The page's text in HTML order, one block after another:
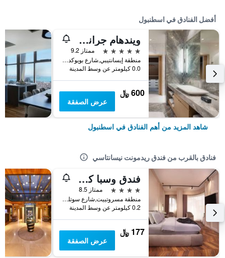
أفضل الفنادق في اسطنبول
ويندهام جراند إسطنبول ليفينت
5 نجوم
ممتاز 9.2
منطقة إيسانتيبي,شارع بويوكديري 177-183 شيشلي, اسطنبول, تركيا
0.0 كيلومتر عن وسط المدينة
600 ﷼
عرض الصفقة
شاهد المزيد من أهم الفنادق في اسطنبول
فنادق بالقرب من فندق ريدمونت نيسانتاسي
فندق وسبا كونسبت نيشانتاشي
4 نجوم
ممتاز 8.5
منطقة مسروتييت,شارع سوتلو رقم 6, اسطنبول, تركيا
0.2 كيلومتر عن وسط المدينة
177 ﷼
عرض الصفقة